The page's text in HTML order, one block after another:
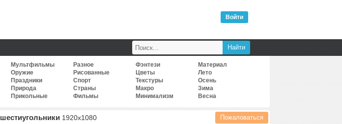
Войти
Мультфильмы
Оружие
Праздники
Природа
Прикольные
Разное
Рисованные
Спорт
Страны
Фильмы
Фэнтези
Цветы
Текстуры
Макро
Минимализм
Материал
Лето
Осень
Зима
Весна
шестиугольники 1920x1080 Пожаловаться